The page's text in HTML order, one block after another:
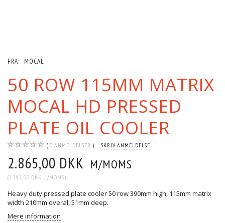
FRA: MOCAL
50 ROW 115MM MATRIX
MOCAL HD PRESSED
PLATE OIL COOLER
0 ANMELDELSER SKRIV ANMELDELSE
2.865,00 DKK M/MOMS
(2.292,00 DKK U/MOMS)
Heavy duty pressed plate cooler 50 row 390mm high, 115mm matrix
width 210mm overal, 51mm deep.
Mere information